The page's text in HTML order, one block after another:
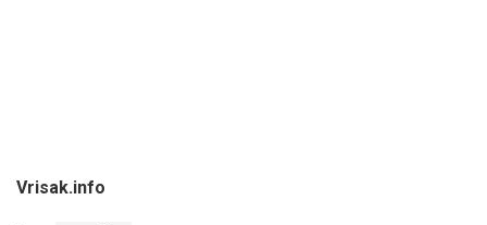
Vrisak.info